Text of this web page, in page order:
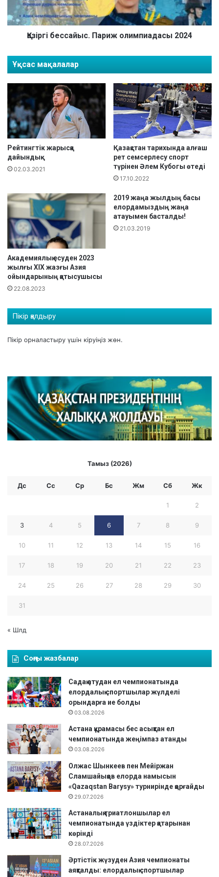
а
с
0
4
б
е
а
ы
с
П
а
р
и
ж
о
л
п
и
а
а
с
ы
2
0
2
Қазіргі бессайыс. Париж олимпиадасы 2024
Ұқсас мақалалар
Рейтингтік жарысқа
дайындық
02.03.2021
Қазақстан тарихында алғаш
рет семсерлесу спорт
түрінен Әлем Кубогы өтеді
17.10.2022
Академиялық есуден 2023
жылғы ХІХ жазғы Азия
ойындарының қатысушысы
22.08.2023
2019 жаңа жылдың басы
елордамыздың жаңа
атауымен басталды!
21.03.2019
Пікір қалдыру
Пікір орналастыру үшін кіруіңіз жөн.
Тамыз (2026)
Дс Сс Ср Бc Жм Сб Жк
1 2
3 4 5 6 7 8 9
10 11 12 13 14 15 16
17 18 19 20 21 22 23
24 25 26 27 28 29 30
31
« Шлд
Соңғы жазбалар
Садақ атудан ел чемпионатында
елордалық спортшылар жүлделі
орындарға ие болды
03.08.2026
Астана құрамасы бес асықтан ел
чемпионатында жеңімпаз атанды
03.08.2026
Олжас Шынкеев пен Мейіржан
Сламшайықов елорда намысын
«Qazaqstan Barysy» турнирінде қорғайды
29.07.2026
Астаналық триатлоншылар ел
чемпионатында үздіктер қатарынан
көрінді
28.07.2026
Әртістік жүзуден Азия чемпионаты
аяқталды: елордалық спортшылар